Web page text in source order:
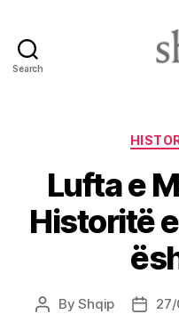
Search
Lufta e
Historitë
PostByShqip
Post